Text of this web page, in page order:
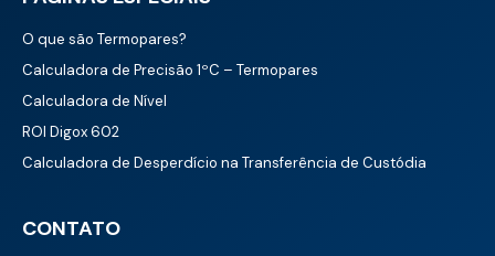
O que são Termopares?
Calculadora de Precisão 1ºC – Termopares
Calculadora de Nível
ROI Digox 602
Calculadora de Desperdício na Transferência de Custódia
CONTATO